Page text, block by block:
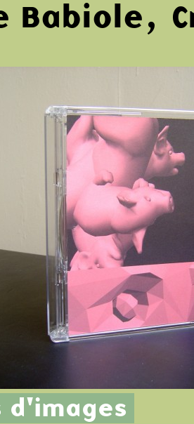
Babiole,
d'images